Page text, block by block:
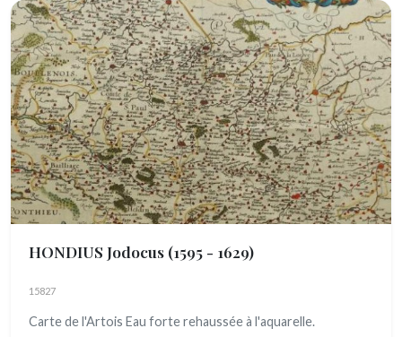
HONDIUS Jodocus (1595 - 1629)
15827
Carte de l'Artois Eau forte rehaussée à l'aquarelle.